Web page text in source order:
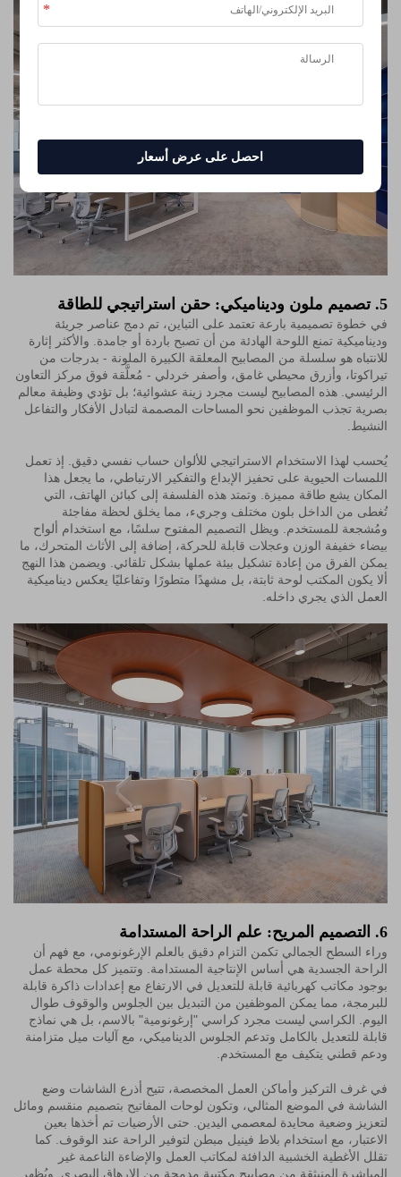
5. تصميم ملون وديناميكي: حقن استراتيجي للطاقة
في خطوة تصميمية بارعة تعتمد على التباين، تم دمج عناصر جريئة
وديناميكية تمنع اللوحة الهادئة من أن تصبح باردة أو جامدة. والأكثر إثارة
للانتباه هو سلسلة من المصابيح المعلقة الكبيرة الملونة - بدرجات من
تيراكوتا، وأزرق محيطي غامق، وأصفر خردلي - مُعلَّقة فوق مركز التعاون
الرئيسي. هذه المصابيح ليست مجرد زينة عشوائية؛ بل تؤدي وظيفة معالم
بصرية تجذب الموظفين نحو المساحات المصممة لتبادل الأفكار والتفاعل
النشيط.
يُحسب لهذا الاستخدام الاستراتيجي للألوان حساب نفسي دقيق. إذ تعمل
اللمسات الحيوية على تحفيز الإبداع والتفكير الارتباطي، ما يجعل هذا
المكان يشع طاقة مميزة. وتمتد هذه الفلسفة إلى كبائن الهاتف، التي
تُغطى من الداخل بلون مختلف وجريء، مما يخلق لحظة مفاجئة
ومُشجعة للمستخدم. ويظل التصميم المفتوح سلسًا، مع استخدام ألواح
بيضاء خفيفة الوزن وعجلات قابلة للحركة، إضافة إلى الأثاث المتحرك، ما
يمكن الفرق من إعادة تشكيل بيئة عملها بشكل تلقائي. ويضمن هذا النهج
ألا يكون المكتب لوحة ثابتة، بل مشهدًا متطورًا وتفاعليًا يعكس ديناميكية
العمل الذي يجري داخله.
6. التصميم المريح: علم الراحة المستدامة
وراء السطح الجمالي تكمن التزام دقيق بالعلم الإرغونومي، مع فهم أن
الراحة الجسدية هي أساس الإنتاجية المستدامة. وتتميز كل محطة عمل
بوجود مكاتب كهربائية قابلة للتعديل في الارتفاع مع إعدادات ذاكرة قابلة
للبرمجة، مما يمكن الموظفين من التبديل بين الجلوس والوقوف طوال
اليوم. الكراسي ليست مجرد كراسي "إرغونومية" بالاسم، بل هي نماذج
قابلة للتعديل بالكامل وتدعم الجلوس الديناميكي، مع آليات ميل متزامنة
ودعم قطني يتكيف مع المستخدم.
في غرف التركيز وأماكن العمل المخصصة، تتيح أذرع الشاشات وضع
الشاشة في الموضع المثالي، وتكون لوحات المفاتيح بتصميم منقسم ومائل
لتعزيز وضعية محايدة لمعصمي اليدين. حتى الأرضيات تم أخذها بعين
الاعتبار، مع استخدام بلاط فينيل مبطن لتوفير الراحة عند الوقوف. كما
تقلل الأغطية الخشبية الدافئة لمكاتب العمل والإضاءة الناعمة غير
المباشرة المنبثقة من مصابيح مكتبية مدمجة من الإرهاق البصري. ويُظهر
احصل على عرض أسعار